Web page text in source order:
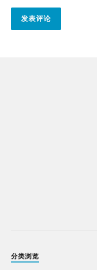
分类浏览